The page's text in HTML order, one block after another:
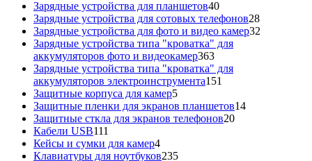
Зарядные устройства для планшетов4040
товаров
Зарядные устройства для сотовых телефонов2828
товаров
Зарядные устройства для фото и видео камер32
Зарядные устройства типа "кроватка" для
аккумуляторов фото и видеокамер363363
товара
Зарядные устройства типа "кроватка" для
аккумуляторов электроинструмента151
Защитные корпуса для камер55
товаров
Защитные пленки для экранов планшетов1414
Защитные сткла для экранов телефонов2020
Кабели USB111
товаров
Кейсы и сумки для камер44
товара
Клавиатуры для ноутбуков235235